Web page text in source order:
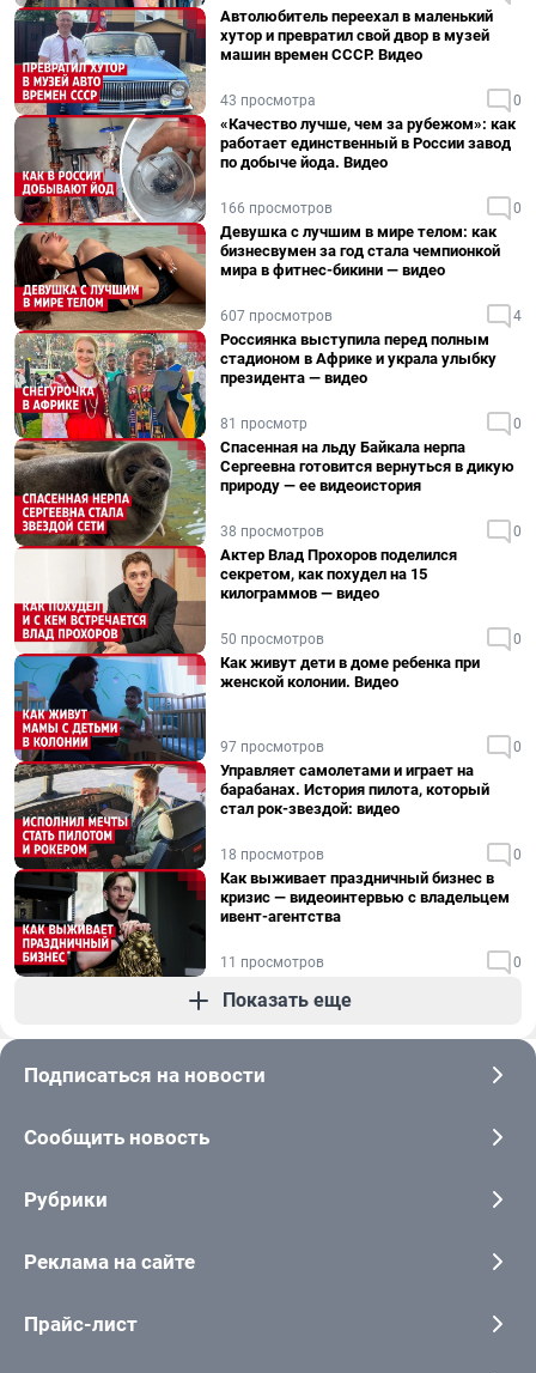
Автолюбитель переехал в маленький
хутор и превратил свой двор в музей
машин времен СССР. Видео
43 просмотра 0
«Качество лучше, чем за рубежом»: как
работает единственный в России завод
по добыче йода. Видео
166 просмотров 0
Девушка с лучшим в мире телом: как
бизнесвумен за год стала чемпионкой
мира в фитнес-бикини — видео
607 просмотров 4
Россиянка выступила перед полным
стадионом в Африке и украла улыбку
президента — видео
81 просмотр 0
Спасенная на льду Байкала нерпа
Сергеевна готовится вернуться в дикую
природу — ее видеоистория
38 просмотров 0
Актер Влад Прохоров поделился
секретом, как похудел на 15
килограммов — видео
50 просмотров 0
Как живут дети в доме ребенка при
женской колонии. Видео
97 просмотров 0
Управляет самолетами и играет на
барабанах. История пилота, который
стал рок-звездой: видео
18 просмотров 0
Как выживает праздничный бизнес в
кризис — видеоинтервью с владельцем
ивент-агентства
11 просмотров 0
Показать еще
Подписаться на новости
Сообщить новость
Рубрики
Реклама на сайте
Прайс-лист